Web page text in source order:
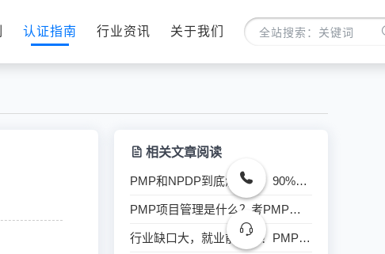
认证指南 行业资讯 关于我们
相关文章阅读
PMP和NPDP到底怎么选？90%的产品经理都选错了！
PMP项目管理是什么？考PMP证书有哪些用处？
行业缺口大，就业前景广！PMP项目经理认证火热开班！